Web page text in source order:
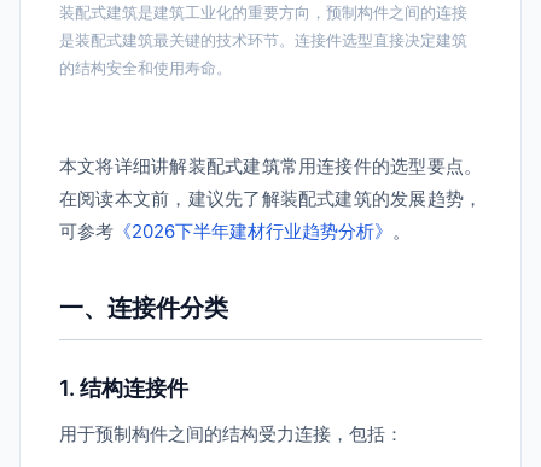
装配式建筑是建筑工业化的重要方向，预制构件之间的连接
是装配式建筑最关键的技术环节。连接件选型直接决定建筑
的结构安全和使用寿命。
本文将详细讲解装配式建筑常用连接件的选型要点。
在阅读本文前，建议先了解装配式建筑的发展趋势，
可参考 《2026下半年建材行业趋势分析》 。
一、连接件分类
1. 结构连接件
用于预制构件之间的结构受力连接，包括：